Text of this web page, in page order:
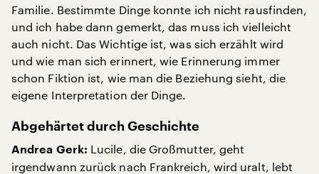
Familie. Bestimmte Dinge konnte ich nicht rausfinden,
und ich habe dann gemerkt, das muss ich vielleicht
auch nicht. Das Wichtige ist, was sich erzählt wird
und wie man sich erinnert, wie Erinnerung immer
schon Fiktion ist, wie man die Beziehung sieht, die
eigene Interpretation der Dinge.
Abgehärtet durch Geschichte
Andrea Gerk: Lucile, die Großmutter, geht
irgendwann zurück nach Frankreich, wird uralt, lebt